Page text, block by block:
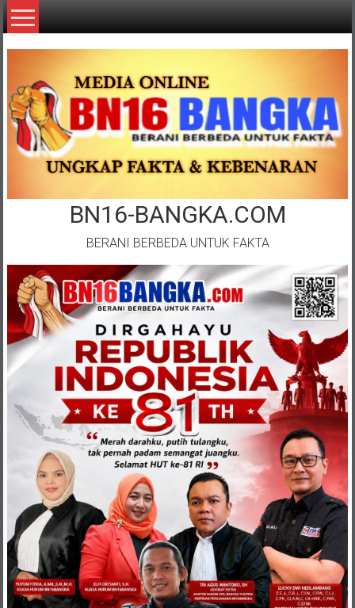
Lompat
ke
BN16-BANGKA.COM
BERANI BERBEDA UNTUK FAKTA